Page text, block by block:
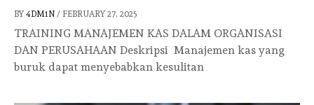
BY 4DM1N / FEBRUARY 27, 2025
TRAINING MANAJEMEN KAS DALAM ORGANISASI
DAN PERUSAHAAN Deskripsi Manajemen kas yang
buruk dapat menyebabkan kesulitan